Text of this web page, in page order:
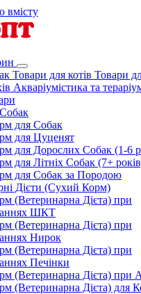
вмісту
Товари для котів Товари
Акваріумістика та
для Собак
для Цуценят
для Дорослих Собак (1-6
для Літніх Собак (7+
для Собак за Породою
Дієти (Сухий Корм)
(Ветеринарна Дієта) при
ШКТ
(Ветеринарна Дієта) при
Нирок
(Ветеринарна Дієта) при
Печінки
(Ветеринарна Дієта) при
(Ветеринарна Дієта) для